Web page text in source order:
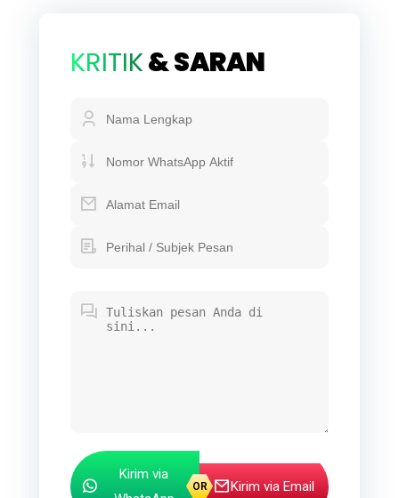
KRITIK& SARAN
Kirim via
Kirim via Email